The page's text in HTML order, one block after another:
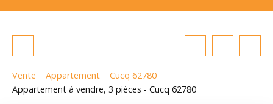
Vente Appartement
Cucq 62780
Appartement à vendre, 3 pièces - Cucq 62780